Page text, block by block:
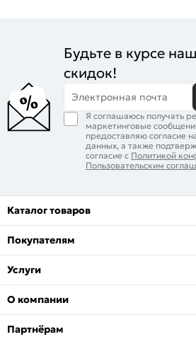
Будьте в курсе
скидок!
Электронная почта
Я соглашаюсь получать
маркетинговые
предоставляю согласие
данных, а также
согласие с Политикой
Пользовательским
Каталог товаров
Покупателям
Услуги
О компании
Партнёрам